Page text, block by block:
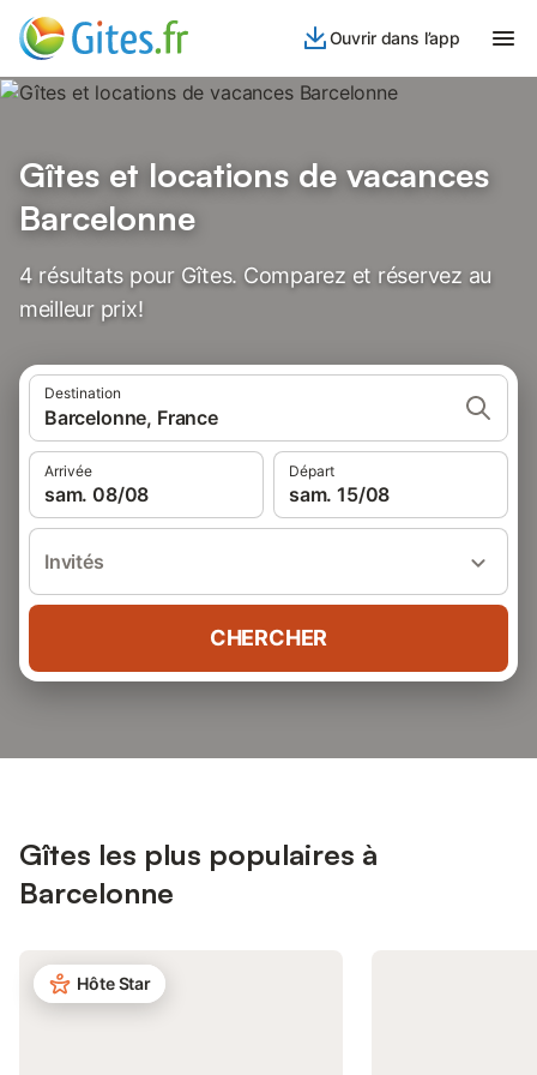
Ouvrir dans l’app
Gîtes et locations de vacances
Barcelonne
4 résultats pour Gîtes. Comparez et réservez au
meilleur prix!
Destination
Barcelonne, France
Arrivée
sam. 08/08
Départ
sam. 15/08
Invités
CHERCHER
Gîtes les plus populaires à
Barcelonne
Hôte Star